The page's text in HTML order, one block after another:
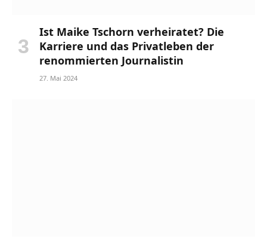
Ist Maike Tschorn verheiratet? Die
Karriere und das Privatleben der
renommierten Journalistin
27. Mai 2024